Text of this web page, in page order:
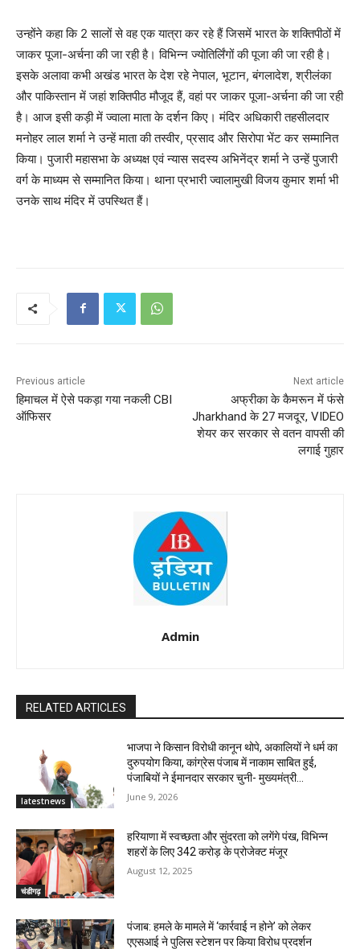
उन्होंने कहा कि 2 सालों से वह एक यात्रा कर रहे हैं जिसमें भारत के शक्तिपीठों में
जाकर पूजा-अर्चना की जा रही है। विभिन्न ज्योतिर्लिंगों की पूजा की जा रही है।
इसके अलावा कभी अखंड भारत के देश रहे नेपाल, भूटान, बंगलादेश, श्रीलंका
और पाकिस्तान में जहां शक्तिपीठ मौजूद हैं, वहां पर जाकर पूजा-अर्चना की जा रही
है। आज इसी कड़ी में ज्वाला माता के दर्शन किए। मंदिर अधिकारी तहसीलदार
मनोहर लाल शर्मा ने उन्हें माता की तस्वीर, प्रसाद और सिरोपा भेंट कर सम्मानित
किया। पुजारी महासभा के अध्यक्ष एवं न्यास सदस्य अभिनेंद्र शर्मा ने उन्हें पुजारी
वर्ग के माध्यम से सम्मानित किया। थाना प्रभारी ज्वालामुखी विजय कुमार शर्मा भी
उनके साथ मंदिर में उपस्थित हैं।
Previous article
हिमाचल में ऐसे पकड़ा गया नकली CBI
ऑफिसर
Next article
अफ्रीका के कैमरून में फंसे
Jharkhand के 27 मजदूर, VIDEO
शेयर कर सरकार से वतन वापसी की
लगाई गुहार
Admin
RELATED ARTICLES
latestnews
भाजपा ने किसान विरोधी कानून थोपे, अकालियों ने धर्म का
दुरुपयोग किया, कांग्रेस पंजाब में नाकाम साबित हुई,
पंजाबियों ने ईमानदार सरकार चुनी- मुख्यमंत्री...
June 9, 2026
चंडीगढ़
हरियाणा में स्वच्छता और सुंदरता को लगेंगे पंख, विभिन्न
शहरों के लिए 342 करोड़ के प्रोजेक्ट मंजूर
August 12, 2025
पंजाब: हमले के मामले में ‘कार्रवाई न होने’ को लेकर
एएसआई ने पुलिस स्टेशन पर किया विरोध प्रदर्शन